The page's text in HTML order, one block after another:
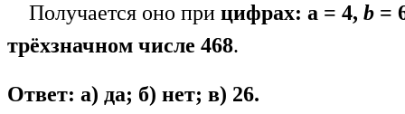
Получается оно при цифрах: а = 4, b =
трёхзначном числе 468.
Ответ: а) да; б) нет; в) 26.